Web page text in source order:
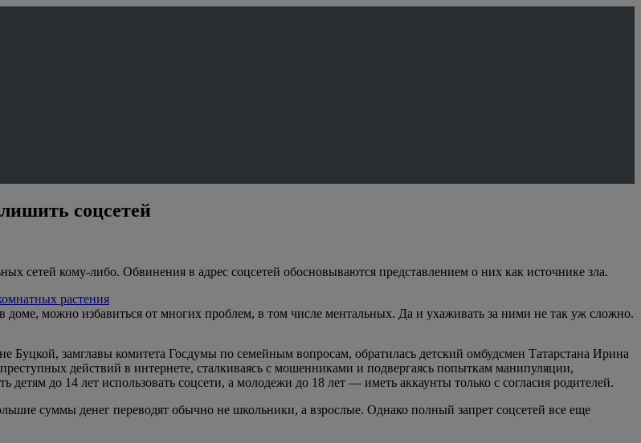
соцсетей
сетей кому-либо. Обвинения в адрес соцсетей обосновываются представлением о них как источнике зла.
растения
можно избавиться от многих проблем, в том числе ментальных. Да и ухаживать за ними не так уж сложно.
замглавы комитета Госдумы по семейным вопросам, обратилась детский омбудсмен Татарстана Ирина
действий в интернете, сталкиваясь с мошенниками и подвергаясь попыткам манипуляции,
до 14 лет использовать соцсети, а молодежи до 18 лет — иметь аккаунты только с согласия родителей.
суммы денег переводят обычно не школьники, а взрослые. Однако полный запрет соцсетей все еще